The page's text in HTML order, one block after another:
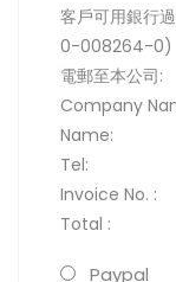
客戶可用銀行
0-008264-0)
電郵至本公司:
Company
Name:
Tel:
Invoice No. :
Total :
Paypal